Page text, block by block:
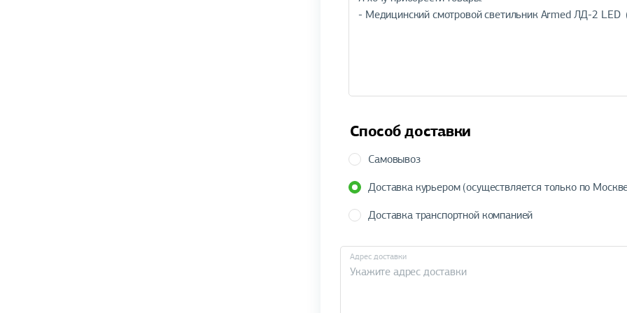
Способ доставки
Самовывоз
Доставка курьером (осуществляется только по
Доставка транспортной компанией
Адрес доставки